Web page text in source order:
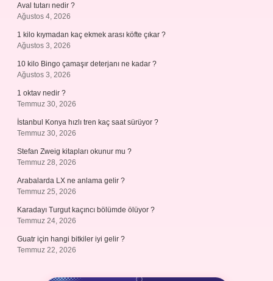
Aval tutarı nedir ?
Ağustos 4, 2026
1 kilo kıymadan kaç ekmek arası köfte çıkar ?
Ağustos 3, 2026
10 kilo Bingo çamaşır deterjanı ne kadar ?
Ağustos 3, 2026
1 oktav nedir ?
Temmuz 30, 2026
İstanbul Konya hızlı tren kaç saat sürüyor ?
Temmuz 30, 2026
Stefan Zweig kitapları okunur mu ?
Temmuz 28, 2026
Arabalarda LX ne anlama gelir ?
Temmuz 25, 2026
Karadayı Turgut kaçıncı bölümde ölüyor ?
Temmuz 24, 2026
Guatr için hangi bitkiler iyi gelir ?
Temmuz 22, 2026